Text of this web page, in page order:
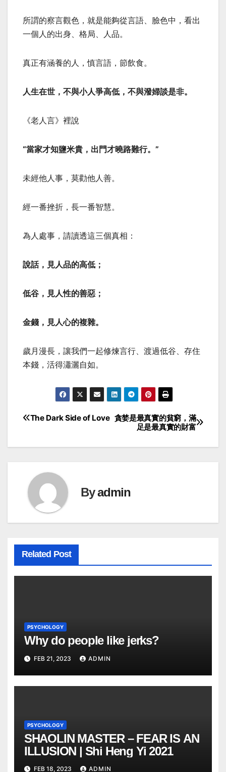
所謂的察言觀色，就是能夠從言語、臉色中，看出
一個人的出身、格局、人品。
真正有涵養的人，慎言語，節飲食。
人生在世，不與小人爭高低，不與潑婦談是非。
《老人言》裡說
“當家才知鹽米貴，出門才曉路難行。”
未經他人事，莫勸他人善。
經一番挫折，長一番智慧。
為人處事，請讀透這三個真相：
說話，見人品的高低；
低谷，見人性的善惡；
金錢，見人心的複雜。
歲月漫長，讓我們一起修煉言行、渡過低谷、存住
本錢，活得瀟灑自如。
Post
navigation
貪婪是最真實的貧窮，滿
足是最真實的財富
The Dark Side of Love
Byadmin
Related Post
PSYCHOLOGY
Why do people like jerks?
FEB 21, 2023 ADMIN
PSYCHOLOGY
SHAOLIN MASTER – FEAR IS AN
ILLUSION | Shi Heng Yi 2021
FEB 18, 2023 ADMIN